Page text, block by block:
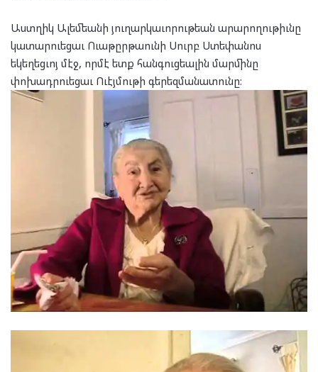
Աստղիկ Ալեմեանի յուղարկաւորութեան արարողութիւնը
կատարուեցաւ Ուաթըրթաունի Սուրբ Ստեփանոս
եկեղեցւոյ մէջ, որմէ ետք հանգուցեալին մարմինը
փոխադրուեցաւ Ուէյմութի գերեզմանատունը: